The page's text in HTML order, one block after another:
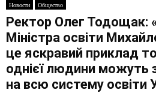
N
U
Новости Общество
Ректор Олег Тодощак:
Міністра освіти
це яскравий приклад
однієї людини можуть
на всю систему освіти